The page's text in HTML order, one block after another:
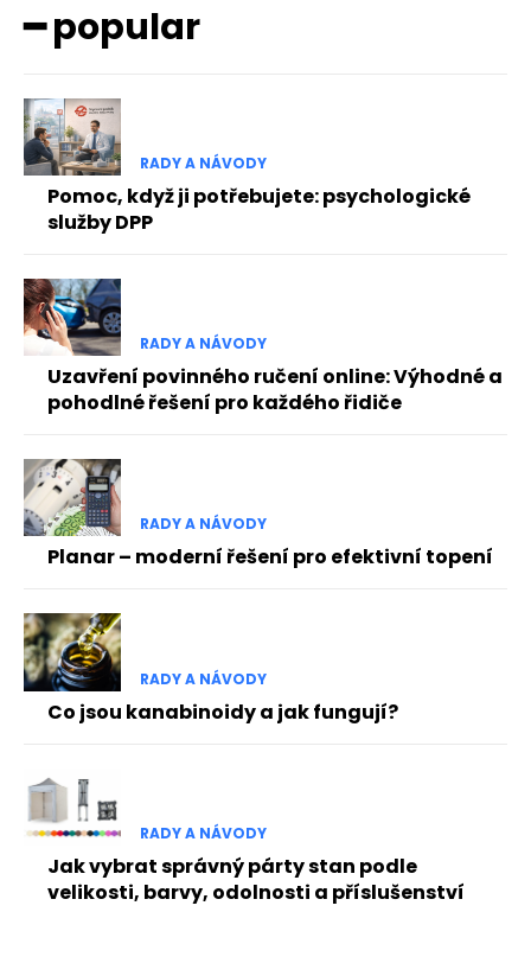
━ popular
RADY A NÁVODY
Pomoc, když ji potřebujete: psychologické
služby DPP
RADY A NÁVODY
Uzavření povinného ručení online: Výhodné a
pohodlné řešení pro každého řidiče
RADY A NÁVODY
Planar – moderní řešení pro efektivní topení
RADY A NÁVODY
Co jsou kanabinoidy a jak fungují?
RADY A NÁVODY
Jak vybrat správný párty stan podle
velikosti, barvy, odolnosti a příslušenství